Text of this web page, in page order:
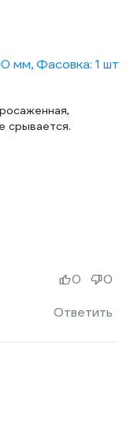
мм, Фасовка: 1 шт
срывается.
Ответить
0 0